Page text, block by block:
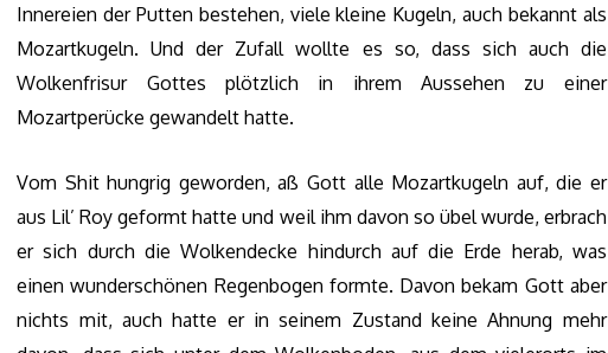
Innereien der Putten bestehen, viele kleine Kugeln, auch bekannt als
Mozartkugeln. Und der Zufall wollte es so, dass sich auch die
Wolkenfrisur Gottes plötzlich in ihrem Aussehen zu einer
Mozartperücke gewandelt hatte.
Vom Shit hungrig geworden, aß Gott alle Mozartkugeln auf, die er
aus Lil’ Roy geformt hatte und weil ihm davon so übel wurde, erbrach
er sich durch die Wolkendecke hindurch auf die Erde herab, was
einen wunderschönen Regenbogen formte. Davon bekam Gott aber
nichts mit, auch hatte er in seinem Zustand keine Ahnung mehr